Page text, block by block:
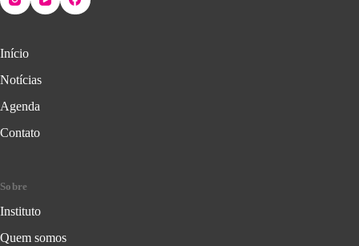
Início
Notícias
Agenda
Contato
Sobre
Instituto
Quem somos